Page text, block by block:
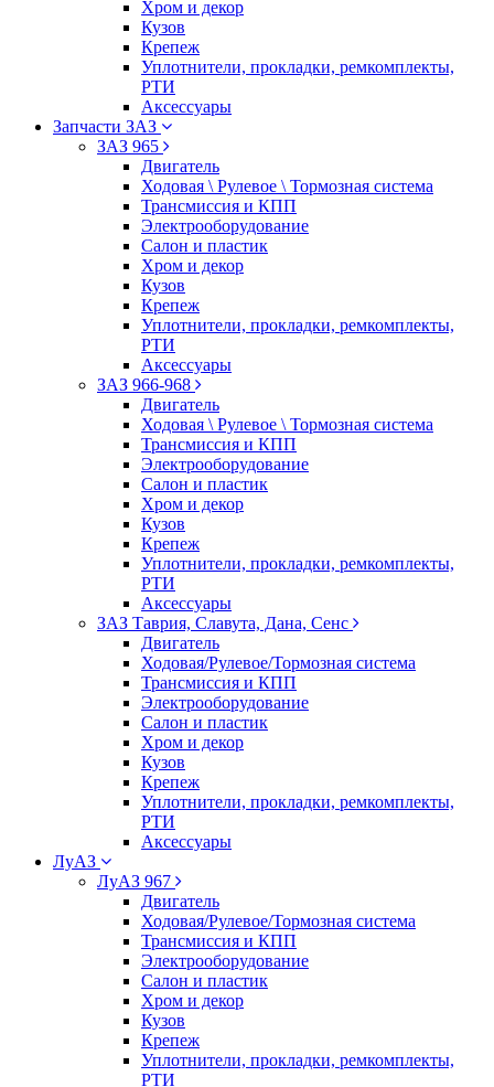
Хром и декор
Кузов
Крепеж
Уплотнители, прокладки, ремкомплекты,
РТИ
Аксессуары
Запчасти ЗАЗ
ЗАЗ 965
Двигатель
Ходовая \ Рулевое \ Тормозная система
Трансмиссия и КПП
Электрооборудование
Салон и пластик
Хром и декор
Кузов
Крепеж
Уплотнители, прокладки, ремкомплекты,
РТИ
Аксессуары
ЗАЗ 966-968
Двигатель
Ходовая \ Рулевое \ Тормозная система
Трансмиссия и КПП
Электрооборудование
Салон и пластик
Хром и декор
Кузов
Крепеж
Уплотнители, прокладки, ремкомплекты,
РТИ
Аксессуары
ЗАЗ Таврия, Славута, Дана, Сенс
Двигатель
Ходовая/Рулевое/Тормозная система
Трансмиссия и КПП
Электрооборудование
Салон и пластик
Хром и декор
Кузов
Крепеж
Уплотнители, прокладки, ремкомплекты,
РТИ
Аксессуары
ЛуАЗ
ЛуАЗ 967
Двигатель
Ходовая/Рулевое/Тормозная система
Трансмиссия и КПП
Электрооборудование
Салон и пластик
Хром и декор
Кузов
Крепеж
Уплотнители, прокладки, ремкомплекты,
РТИ